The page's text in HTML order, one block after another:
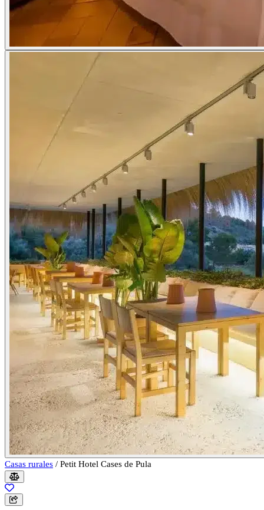
Casas rurales / Petit Hotel Cases de Pula